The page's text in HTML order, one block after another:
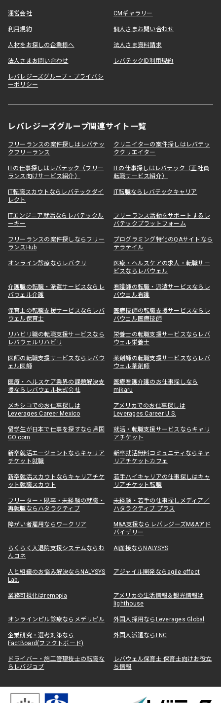
運営会社 CMギャラリー
利用規約 個人さまお問い合わせ
人材をお探しの企業様へ 法人さま資料請求
法人さまお問い合わせ レバテックID利用規約
レバレジーズグループ・プライバシ
ーポリシー
レバレジーズグループ関連サイト一覧
フリーランスの案件探しはレバテッ
クフリーランス
クリエイターの案件探しはレバテッ
ククリエイター
ITの仕事探しはレバテック（フリー
ランス向けサービス紹介）
ITの仕事探しはレバテック（正社員
転職サービス紹介）
IT転職スカウトならレバテックダイ
レクト
IT転職ならレバテックキャリア
ITエンジニア就活ならレバテックル
ーキー
フリーランス活動をサポートするレ
バテックプラットフォーム
フリーランスの案件探しならフリー
ランスHub
プログラミング特化のQAサイトなら
テラテイル
オンライン診療ならレバクリ
医療・ヘルスケアの求人・転職サー
ビスならレバウェル
介護職の転職・派遣サービスならレ
バウェル介護
看護師の転職・派遣サービスならレ
バウェル看護
保育士の転職支援サービスならレバ
ウェル保育士
医療技師の転職支援サービスならレ
バウェル医療技師
リハビリ職の転職支援サービスなら
レバウェルリハビリ
栄養士の転職支援サービスならレバ
ウェル栄養士
医師の転職支援サービスならレバウ
ェル医師
薬剤師の転職支援サービスならレバ
ウェル薬剤師
医療・ヘルスケア業界の課題解決支
援ならレバウェル株式会社
医療看護介護のお仕事探しなら
mikaru
メキシコでのお仕事探しは
Leverages Career Mexico
アメリカでのお仕事探しは
Leverages Career U.S.
留学生が日本で仕事を探すなら帰国
GO.com
就活・転職支援サービスならキャリ
アチケット
新卒就活エージェントならキャリア
チケット就職
新卒就活無料コミュニティならキャ
リアチケットカフェ
新卒就活スカウトならキャリアチケ
ット就職スカウト
若手ハイキャリアの仕事探しはキャ
リアチケット転職
フリーター・既卒・未経験の就職・
再就職ならハタラクティブ
未経験・若手の仕事探しメディア／
ハタラクティブ プラス
障がい者雇用ならワークリア
M&A支援ならレバレジーズM&Aアド
バイザリー
らくらく入退院支援システムならわ
んコネ
AI面接ならNALYSYS
人と組織のお悩み解決ならNALYSYS
Lab.
アジャイル開発ならagile effect
業務可視化はremopia
アメリカの生活情報＆観光情報は
lighthouse
オンラインピル診療ならメデリピル 外国人採用ならLeverages Global
企業研究・選考対策なら
FactBoard(ファクトボード)
外国人派遣ならFNC
ドライバー・施工管理技士の転職な
らレバジョブ
レバウェル保育士 保育士向けお役立
ち情報